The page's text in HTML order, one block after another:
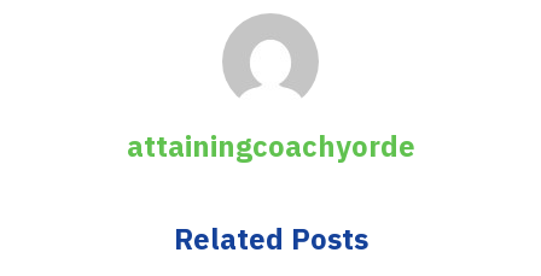
attainingcoachyorde
Related Posts